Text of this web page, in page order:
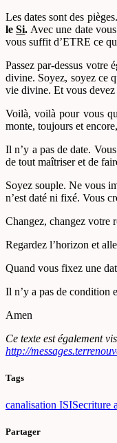
Les dates sont des
leSi. Avec une date
vous suffit d’ETRE ce
Passez par-dessus votre
divine. Soyez, soyez ce
vie divine. Et vous
Voilà, voilà pour vous
monte, toujours et
Il n’y a pas de date.
de tout maîtriser et de
Soyez souple. Ne vous
n’est daté ni fixé. Vous
Changez, changez votre
Regardez l’horizon et
Quand vous fixez une
Il n’y a pas de condition
Amen
Ce texte est également
http://
Tags
canalisation ISISecriture
Partager